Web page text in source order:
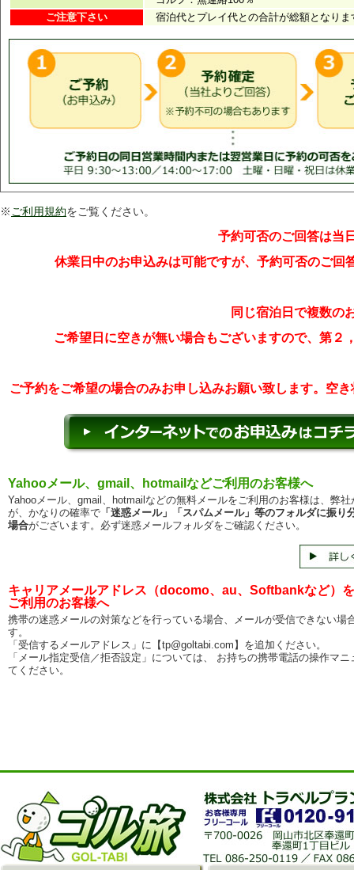
※ ご利用規約をご覧ください。
予約可否のご回答は当
休業日中のお申込みは可能ですが、予約可否のご
同じ宿泊日で複数の
ご希望日に空きが無い場合もございますので、第
ご予約をご希望の場合のみお申し込みお願い致します。空
Yahooメール、gmail、hotmailなどご利用のお客様へ
Yahooメール、gmail、hotmailなどの無料メールをご利用のお客様は、弊
が、かなりの確率で 「迷惑メール」「スパムメール」等のフォルダに振り
場合がございます。必ず迷惑メールフォルダをご確認ください。
キャリアメールアドレス（docomo、au、Softbankなど）を
ご利用のお客様へ
携帯の迷惑メールの対策などを行っている場合、メールが受信できない場
す。
「受信するメールアドレス」に【tp@goltabi.com】を追加ください。
「メール指定受信／拒否設定」については、 お持ちの携帯電話の操作マ
てください。